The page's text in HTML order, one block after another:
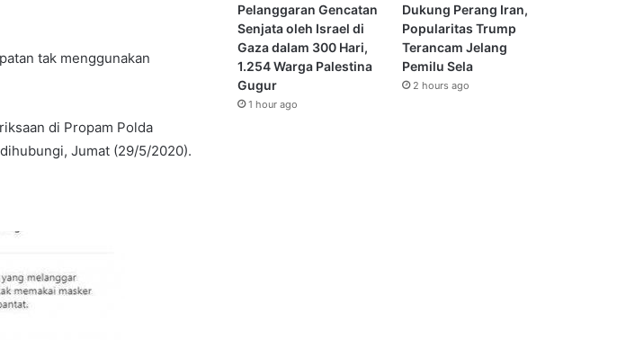
tak menggunakan
di Propam Polda
Jumat (29/5/2020).
Pelanggaran Gencatan
Senjata oleh Israel di
Gaza dalam 300 Hari,
1.254 Warga Palestina
Gugur
1 hour ago
Dukung Perang Iran,
Popularitas Trump
Terancam Jelang
Pemilu Sela
2 hours ago